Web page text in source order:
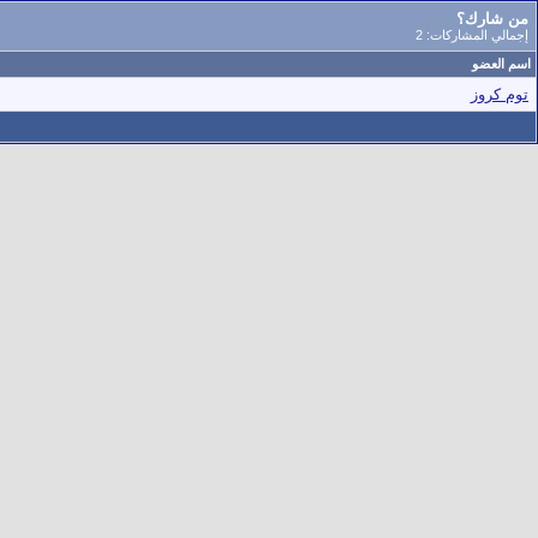
من شارك؟
إجمالي المشاركات: 2
اسم العضو
توم كروز